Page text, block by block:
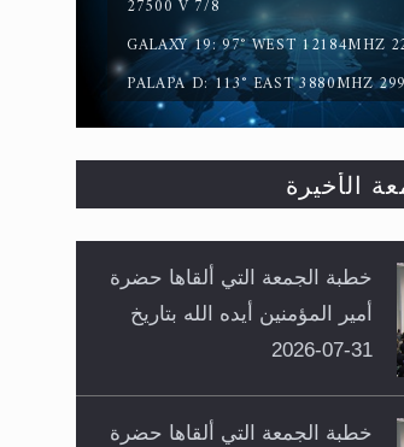
27500 V 7/8
GALAXY 19: 97° WEST 12184MHZ
PALAPA D: 113° EAST 3880MHZ
الأخيرة
خطبة الجمعة التي ألقاها حضرة
أمير المؤمنين أيده الله بتاريخ
31-07-2026
خطبة الجمعة التي ألقاها حضرة